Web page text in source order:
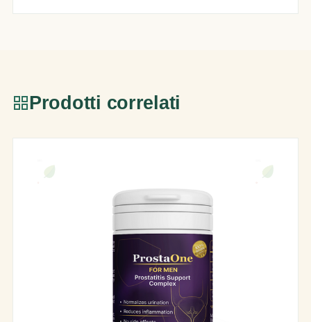
Prodotti correlati